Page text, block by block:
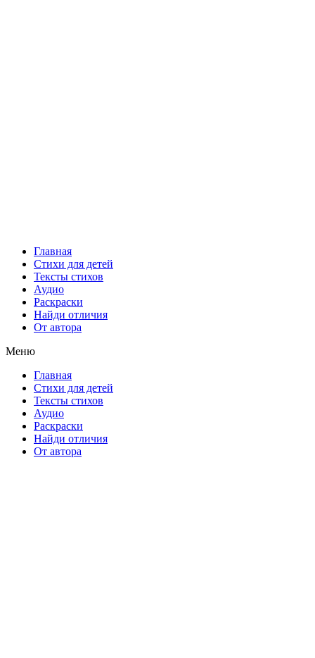
Главная
Стихи для детей
Тексты стихов
Аудио
Раскраски
Найди отличия
От автора
Меню
Главная
Стихи для детей
Тексты стихов
Аудио
Раскраски
Найди отличия
От автора